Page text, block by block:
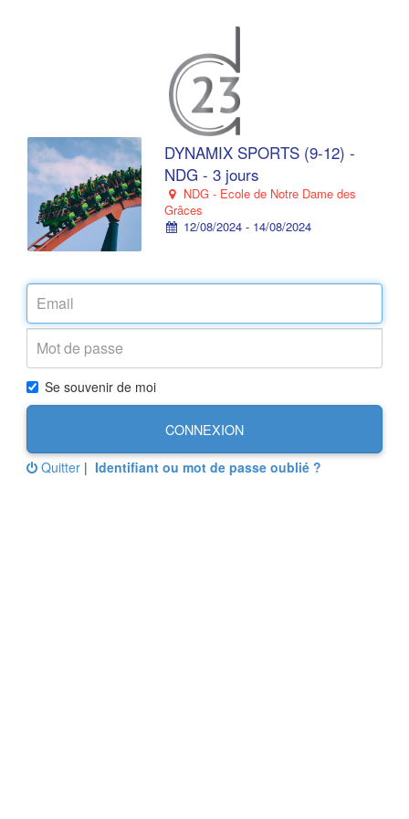
DYNAMIX SPORTS (9-12) -
NDG - 3 jours
NDG - Ecole de Notre Dame des
Grâces
12/08/2024 - 14/08/2024
Se souvenir de moi
CONNEXION
Quitter | Identifiant ou mot de passe oublié ?